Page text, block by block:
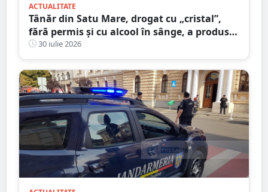
ACTUALITATE
Tânăr din Satu Mare, drogat cu „cristal”,
fără permis și cu alcool în sânge, a produs
un accident grav. Pasagerul a stat 13 zile în
spital
30 iulie 2026